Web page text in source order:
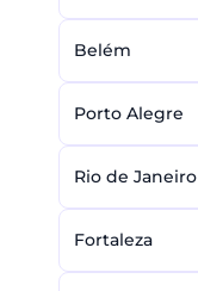
Belém
Porto Alegre
Rio de Janeiro
Fortaleza